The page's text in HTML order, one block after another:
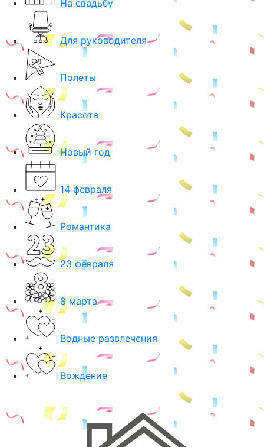
На свадьбу
Для руководителя
Полеты
Красота
Новый год
14 февраля
Романтика
23 февраля
8 марта
Водные развлечения
Вождение